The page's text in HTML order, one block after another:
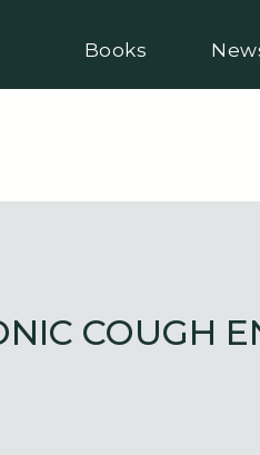
Books
COUGH